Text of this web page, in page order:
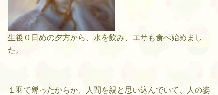
生後０日めの夕方から、水を飲み、エサも食べ始めまし
た。
１羽で孵ったからか、人間を親と思い込んでいて、人の姿